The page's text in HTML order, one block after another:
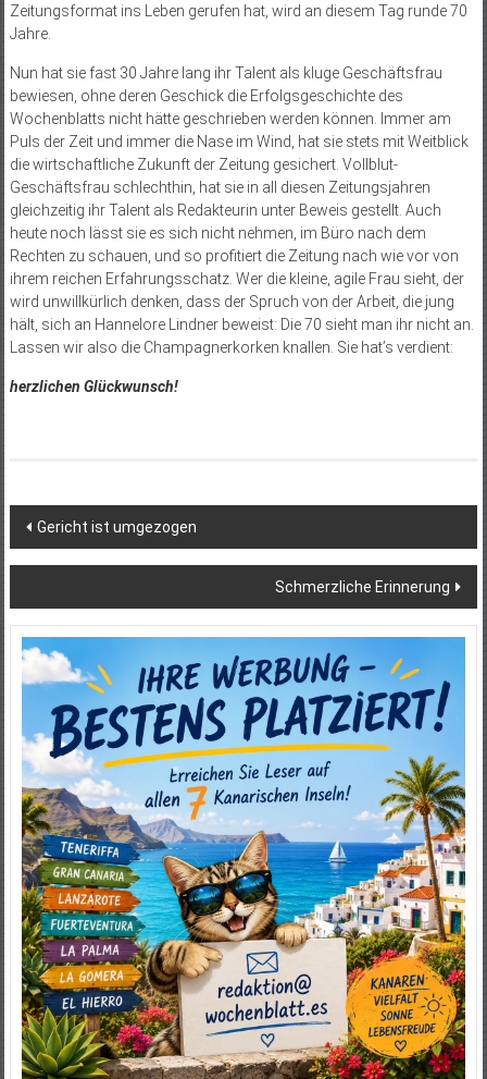
Zeitungsformat ins Leben gerufen hat, wird an diesem Tag runde 70
Jahre.
Nun hat sie fast 30 Jahre lang ihr Talent als kluge Geschäftsfrau
bewiesen, ohne deren Geschick die Erfolgsgeschichte des
Wochenblatts nicht hätte geschrieben werden können. Immer am
Puls der Zeit und immer die Nase im Wind, hat sie stets mit Weitblick
die wirtschaftliche Zukunft der Zeitung gesichert. Vollblut-
Geschäftsfrau schlechthin, hat sie in all diesen Zeitungsjahren
gleichzeitig ihr Talent als Redakteurin unter Beweis gestellt. Auch
heute noch lässt sie es sich nicht nehmen, im Büro nach dem
Rechten zu schauen, und so profitiert die Zeitung nach wie vor von
ihrem reichen Erfahrungsschatz. Wer die kleine, agile Frau sieht, der
wird unwillkürlich denken, dass der Spruch von der Arbeit, die jung
hält, sich an Hannelore Lindner beweist: Die 70 sieht man ihr nicht an.
Lassen wir also die Champagnerkorken knallen. Sie hat’s verdient:
herzlichen Glückwunsch!
Beitragsnavigation
Gericht ist umgezogen
Schmerzliche Erinnerung